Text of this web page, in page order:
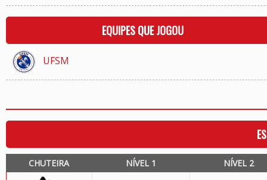
EQUIPES QUE JOGOU
UFSM
CHUTEIRA NÍVEL 1 NÍVEL 2